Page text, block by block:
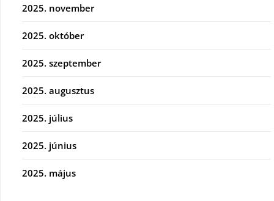
2025. november
2025. október
2025. szeptember
2025. augusztus
2025. július
2025. június
2025. május